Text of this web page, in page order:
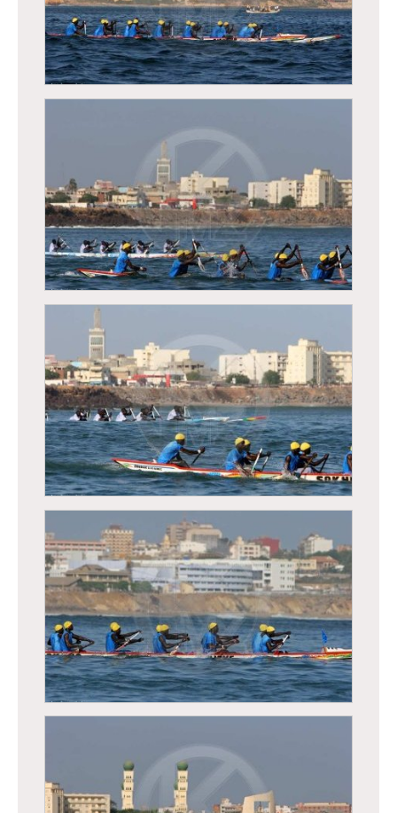
Régates de Dakar, course traditionnelle de
pirogues
Régates de Dakar, course traditionnelle de
pirogues
Régates de Dakar, course traditionnelle de
pirogues
Régates de Dakar, course traditionnelle de
pirogues